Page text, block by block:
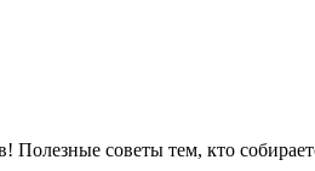
Полезные советы тем, кто